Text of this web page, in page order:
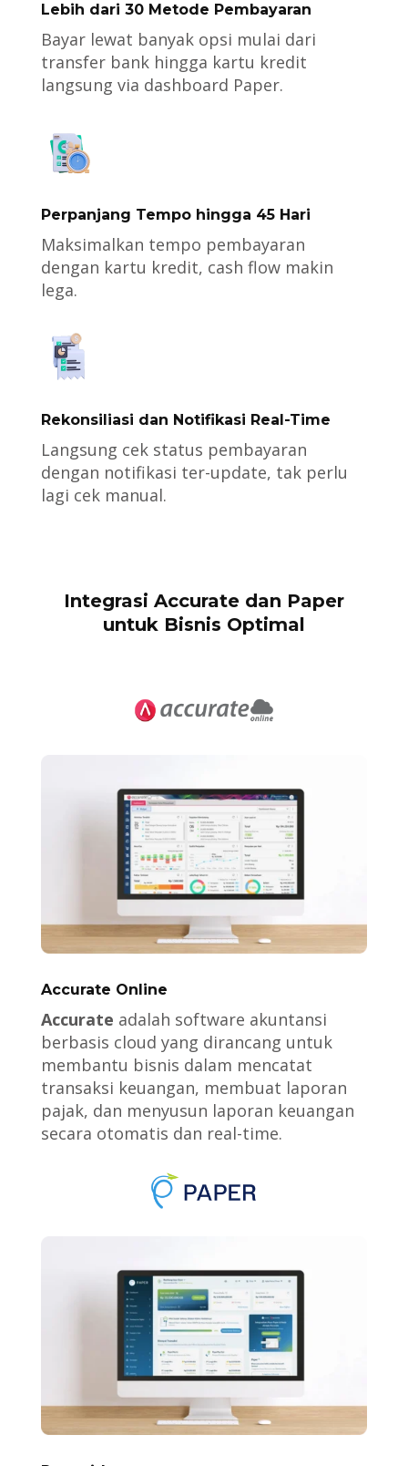
Lebih dari 30 Metode Pembayaran
Bayar lewat banyak opsi mulai dari
transfer bank hingga kartu kredit
langsung via dashboard Paper.
Perpanjang Tempo hingga 45 Hari
Maksimalkan tempo pembayaran
dengan kartu kredit, cash flow makin
lega.
Rekonsiliasi dan Notifikasi Real-Time
Langsung cek status pembayaran
dengan notifikasi ter-update, tak perlu
lagi cek manual.
Integrasi Accurate dan Paper
untuk Bisnis Optimal
Accurate Online
Accurate adalah software akuntansi
berbasis cloud yang dirancang untuk
membantu bisnis dalam mencatat
transaksi keuangan, membuat laporan
pajak, dan menyusun laporan keuangan
secara otomatis dan real-time.